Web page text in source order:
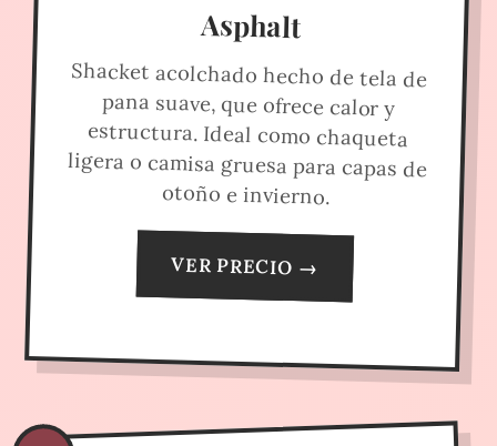
Asphalt
Shacket acolchado hecho de tela de
pana suave, que ofrece calor y
estructura. Ideal como chaqueta
ligera o camisa gruesa para capas de
otoño e invierno.
VER PRECIO →